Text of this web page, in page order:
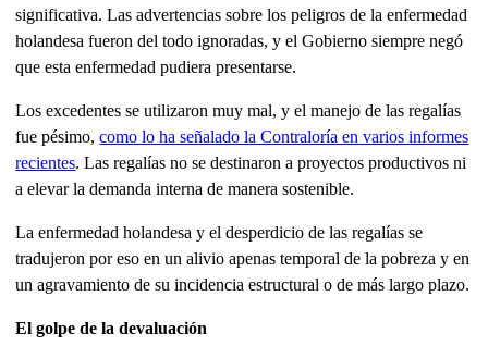
significativa. Las advertencias sobre los peligros de la enfermedad
holandesa fueron del todo ignoradas, y el Gobierno siempre negó
que esta enfermedad pudiera presentarse.
Los excedentes se utilizaron muy mal, y el manejo de las regalías
fue pésimo,como lo ha señalado la Contraloría en varios informes
recientes. Las regalías no se destinaron a proyectos productivos ni
a elevar la demanda interna de manera sostenible.
La enfermedad holandesa y el desperdicio de las regalías se
tradujeron por eso en un alivio apenas temporal de la pobreza y en
un agravamiento de su incidencia estructural o de más largo plazo.
El golpe de la devaluación